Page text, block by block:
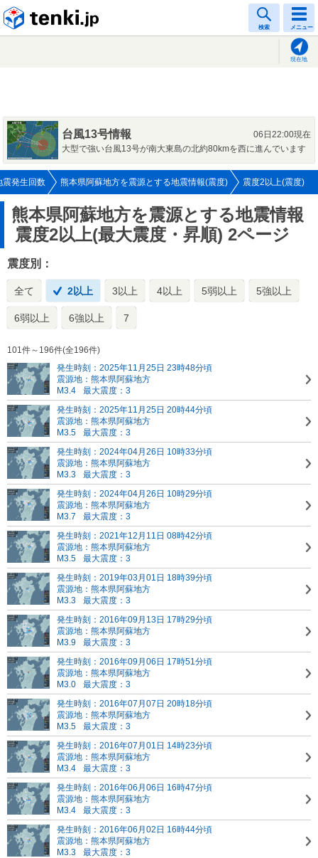
検索 メニュー
現在地
台風13号情報
06日22:00現在
大型で強い台風13号が南大東島の北約80kmを西に進んでいます
震発生回数 熊本県阿蘇地方を震源とする地震情報(震度) 震度2以上(震度)
熊本県阿蘇地方を震源とする地震情報
震度2以上(最大震度・昇順) 2ページ
震度別：
全て 2以上 3以上 4以上 5弱以上 5強以上
6弱以上 6強以上 7
101件～196件(全196件)
発生時刻：2025年11月25日 23時48分頃
震源地：熊本県阿蘇地方
M3.4
最大震度：3
発生時刻：2025年11月25日 20時44分頃
震源地：熊本県阿蘇地方
M3.5
最大震度：3
発生時刻：2024年04月26日 10時33分頃
震源地：熊本県阿蘇地方
M3.3
最大震度：3
発生時刻：2024年04月26日 10時29分頃
震源地：熊本県阿蘇地方
M3.7
最大震度：3
発生時刻：2021年12月11日 08時42分頃
震源地：熊本県阿蘇地方
M3.5
最大震度：3
発生時刻：2019年03月01日 18時39分頃
震源地：熊本県阿蘇地方
M3.3
最大震度：3
発生時刻：2016年09月13日 17時29分頃
震源地：熊本県阿蘇地方
M3.9
最大震度：3
発生時刻：2016年09月06日 17時51分頃
震源地：熊本県阿蘇地方
M3.0
最大震度：3
発生時刻：2016年07月07日 20時18分頃
震源地：熊本県阿蘇地方
M3.5
最大震度：3
発生時刻：2016年07月01日 14時23分頃
震源地：熊本県阿蘇地方
M3.4
最大震度：3
発生時刻：2016年06月06日 16時47分頃
震源地：熊本県阿蘇地方
M3.4
最大震度：3
発生時刻：2016年06月02日 16時44分頃
震源地：熊本県阿蘇地方
M3.3
最大震度：3